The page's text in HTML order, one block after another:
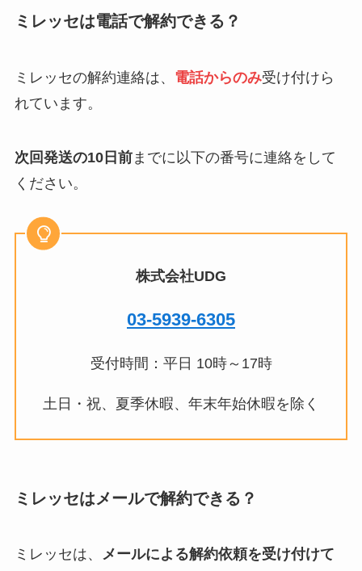
ミレッセは電話で解約できる？
ミレッセの解約連絡は、 電話からのみ受け付けら
れています。
次回発送の10日前までに以下の番号に連絡をして
ください。
株式会社UDG
03-5939-6305
受付時間：平日 10時～17時
土日・祝、夏季休暇、年末年始休暇を除く
ミレッセはメールで解約できる？
ミレッセは、 メールによる解約依頼を受け付けて